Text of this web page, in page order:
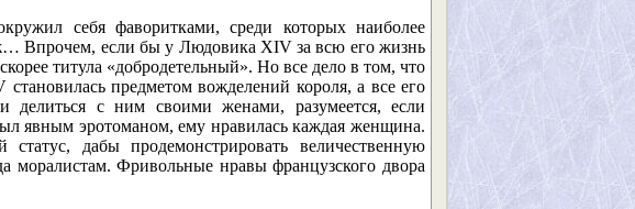
себя фаворитками, среди которых наиболее
Впрочем, если бы у Людовика XIV за всю его жизнь
титула «добродетельный». Но все дело в том, что
предметом вожделений короля, а все его
с ним своими женами, разумеется, если
явным эротоманом, ему нравилась каждая женщина.
дабы продемонстрировать величественную
моралистам. Фривольные нравы французского двора